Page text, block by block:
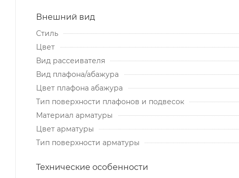
Внешний вид
Стиль
Цвет
Вид рассеивателя
Вид плафона/абажура
Цвет плафона абажура
Тип поверхности плафонов и подвесок
Материал арматуры
Цвет арматуры
Тип поверхности арматуры
Технические особенности